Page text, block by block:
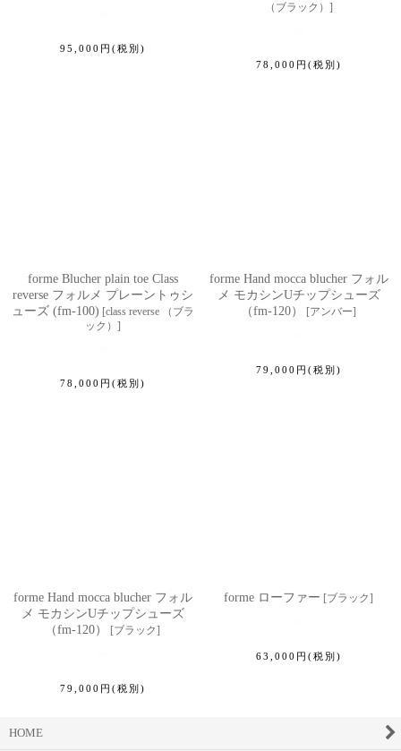
95,000 円 (税別)
（ブラック） ]
78,000 円 (税別)
forme Blucher plain toe Class
reverse フォルメ プレーントゥシ
ューズ (fm-100) [class reverse （ブラ
ック） ]
78,000 円 (税別)
forme Hand mocca blucher フォル
メ モカシンUチップシューズ
（fm-120）
[アンバー]
79,000 円 (税別)
forme Hand mocca blucher フォル
メ モカシンUチップシューズ
（fm-120）
[ブラック]
79,000 円 (税別)
forme ローファー [ブラック]
63,000 円 (税別)
HOME